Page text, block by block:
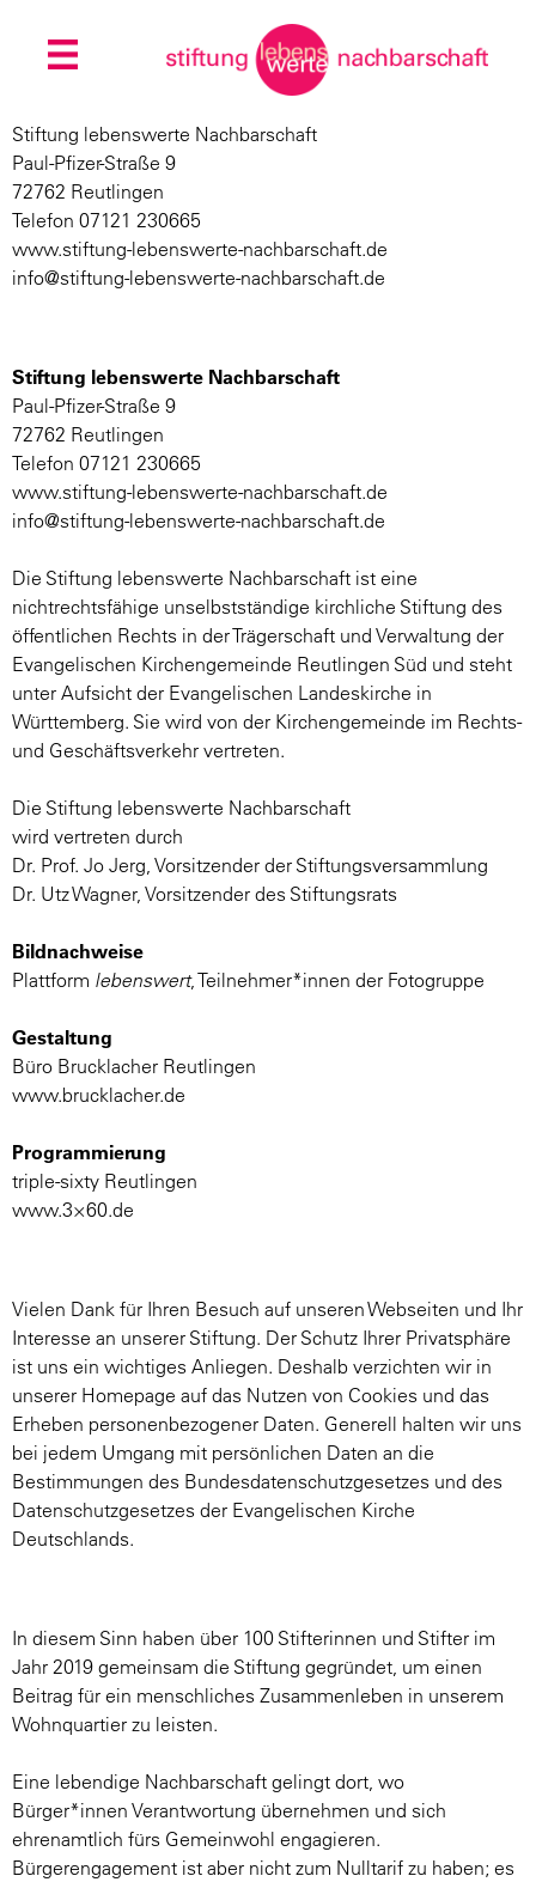
Stiftung lebenswerte Nachbarschaft
Paul-Pfizer-Straße 9
72762 Reutlingen
Telefon 07121 230665
www.stiftung-lebenswerte-nachbarschaft.de
info@stiftung-lebenswerte-nachbarschaft.de
Stiftung lebenswerte Nachbarschaft
Paul-Pfizer-Straße 9
72762 Reutlingen
Telefon 07121 230665
www.stiftung-lebenswerte-nachbarschaft.de
info@stiftung-lebenswerte-nachbarschaft.de
Die Stiftung lebenswerte Nachbarschaft ist eine
nichtrechtsfähige unselbstständige kirchliche Stiftung des
öffentlichen Rechts in der Trägerschaft und Verwaltung der
Evangelischen Kirchengemeinde Reutlingen Süd und steht
unter Aufsicht der Evangelischen Landeskirche in
Württemberg. Sie wird von der Kirchengemeinde im Rechts-
und Geschäftsverkehr vertreten.
Die Stiftung lebenswerte Nachbarschaft
wird vertreten durch
Dr. Prof. Jo Jerg, Vorsitzender der Stiftungsversammlung
Dr. Utz Wagner, Vorsitzender des Stiftungsrats
Bildnachweise
Plattform lebenswert, Teilnehmer*innen der Fotogruppe
Gestaltung
Büro Brucklacher Reutlingen
www.brucklacher.de
Programmierung
triple-sixty Reutlingen
www.3×60.de
Vielen Dank für Ihren Besuch auf unseren Webseiten und Ihr
Interesse an unserer Stiftung. Der Schutz Ihrer Privatsphäre
ist uns ein wichtiges Anliegen. Deshalb verzichten wir in
unserer Homepage auf das Nutzen von Cookies und das
Erheben personenbezogener Daten. Generell halten wir uns
bei jedem Umgang mit persönlichen Daten an die
Bestimmungen des Bundesdatenschutzgesetzes und des
Datenschutzgesetzes der Evangelischen Kirche
Deutschlands.
In diesem Sinn haben über 100 Stifterinnen und Stifter im
Jahr 2019 gemeinsam die Stiftung gegründet, um einen
Beitrag für ein menschliches Zusammenleben in unserem
Wohnquartier zu leisten.
Eine lebendige Nachbarschaft gelingt dort, wo
Bürger*innen Verantwortung übernehmen und sich
ehrenamtlich fürs Gemeinwohl engagieren.
Bürgerengagement ist aber nicht zum Nulltarif zu haben; es